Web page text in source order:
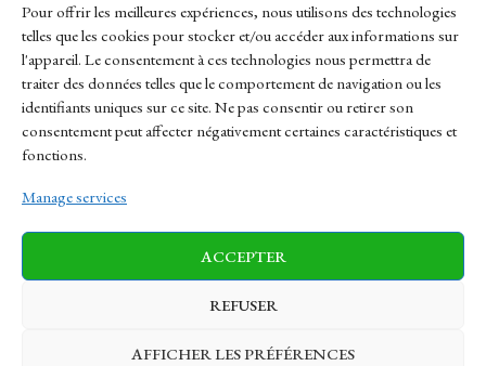
Pour offrir les meilleures expériences, nous utilisons des technologies
telles que les cookies pour stocker et/ou accéder aux informations sur
l'appareil. Le consentement à ces technologies nous permettra de
traiter des données telles que le comportement de navigation ou les
identifiants uniques sur ce site. Ne pas consentir ou retirer son
consentement peut affecter négativement certaines caractéristiques et
fonctions.
Manage services
ACCEPTER
REFUSER
AFFICHER LES PRÉFÉRENCES
Links
Contact
Sitemap
News Finance-Marches Politics
Business Tech Health Sports Travel
© 1997-2026 - lepolitique.net. All Rights Reserved.